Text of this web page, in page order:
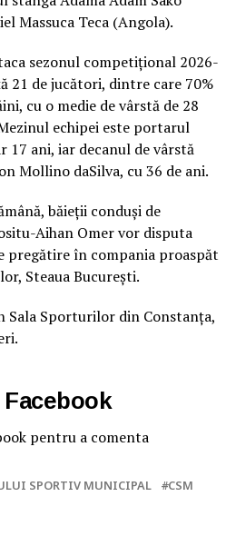
Massuca Teca (Angola).
sezonul competițional 2026-
21 de jucători, dintre care 70%
cu o medie de vârstă de 28
echipei este portarul
17 ani, iar decanul de vârstă
Mollino daSilva, cu 36 de ani.
băieții conduși de
Aihan Omer vor disputa
pregătire în compania proaspăt
Steaua București.
Sala Sporturilor din Constanța,
pentru a comenta
SPORTIV MUNICIPAL
CSM